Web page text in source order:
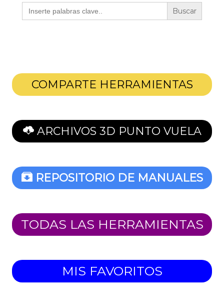
Buscar:
COMPARTE HERRAMIENTAS
ARCHIVOS 3D PUNTO VUELA
REPOSITORIO DE MANUALES
TODAS LAS HERRAMIENTAS
MIS FAVORITOS